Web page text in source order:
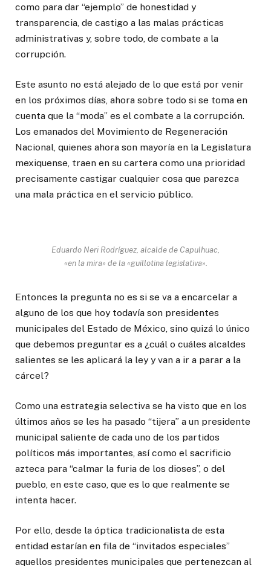
como para dar “ejemplo” de honestidad y
transparencia, de castigo a las malas prácticas
administrativas y, sobre todo, de combate a la
corrupción.
Este asunto no está alejado de lo que está por venir
en los próximos días, ahora sobre todo si se toma en
cuenta que la “moda” es el combate a la corrupción.
Los emanados del Movimiento de Regeneración
Nacional, quienes ahora son mayoría en la Legislatura
mexiquense, traen en su cartera como una prioridad
precisamente castigar cualquier cosa que parezca
una mala práctica en el servicio público.
Eduardo Neri Rodríguez, alcalde de Capulhuac,
«en la mira» de la «guillotina legislativa».
Entonces la pregunta no es si se va a encarcelar a
alguno de los que hoy todavía son presidentes
municipales del Estado de México, sino quizá lo único
que debemos preguntar es a ¿cuál o cuáles alcaldes
salientes se les aplicará la ley y van a ir a parar a la
cárcel?
Como una estrategia selectiva se ha visto que en los
últimos años se les ha pasado “tijera” a un presidente
municipal saliente de cada uno de los partidos
políticos más importantes, así como el sacrificio
azteca para “calmar la furia de los dioses”, o del
pueblo, en este caso, que es lo que realmente se
intenta hacer.
Por ello, desde la óptica tradicionalista de esta
entidad estarían en fila de “invitados especiales”
aquellos presidentes municipales que pertenezcan al